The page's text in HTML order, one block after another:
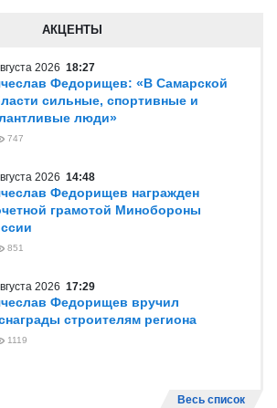
АКЦЕНТЫ
2026 18:27
Федорищев: «В Самарской
сильные, спортивные и
люди»
747
2026 14:48
Федорищев награжден
грамотой Минобороны
851
2026 17:29
Федорищев вручил
строителям региона
1119
Весь список